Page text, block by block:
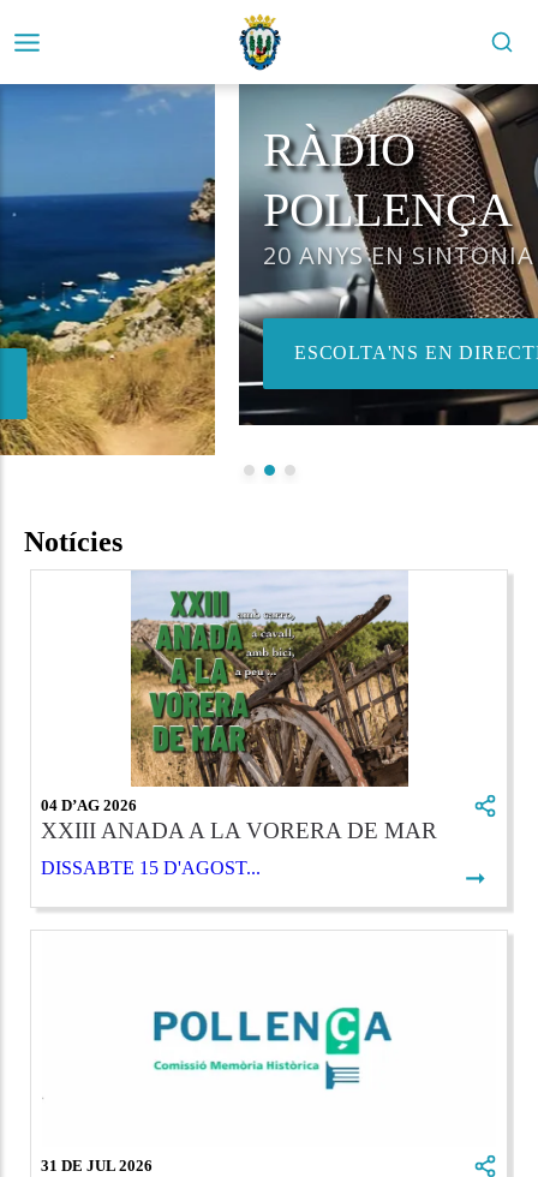
POLLENÇA
20 ANYS EN SINTONIA
ESCOLTA'NS EN DIRECTE
Notícies
04 D’AG 2026
XXIII ANADA A LA VORERA DE MAR
DISSABTE 15 D'AGOST... ➞
31 DE JUL 2026